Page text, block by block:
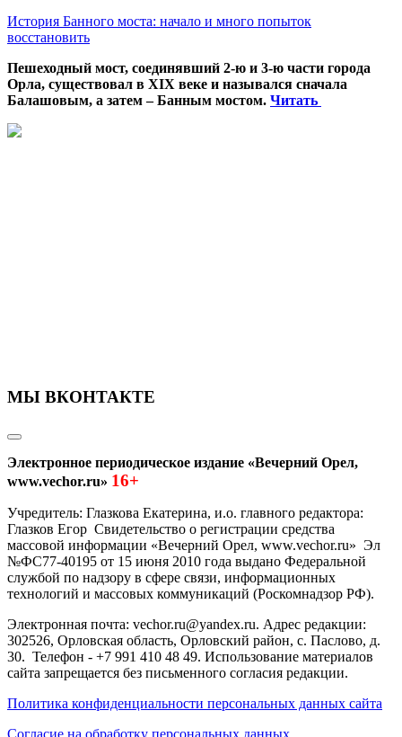
История Банного моста: начало и много попыток
восстановить
Пешеходный мост, соединявший 2-ю и 3-ю части города
Орла, существовал в XIX веке и назывался сначала
Балашовым, а затем – Банным мостом. Читать
МЫ ВКОНТАКТЕ
Электронное периодическое издание «Вечерний Орел,
www.vechor.ru» 16+
Учредитель: Глазкова Екатерина, и.о. главного редактора:
Глазков Егор Свидетельство о регистрации средства
массовой информации «Вечерний Орел, www.vechor.ru» Эл
№ФС77-40195 от 15 июня 2010 года выдано Федеральной
службой по надзору в сфере связи, информационных
технологий и массовых коммуникаций (Роскомнадзор РФ).
Электронная почта: vechor.ru@yandex.ru. Адрес редакции:
302526, Орловская область, Орловский район, с. Паслово, д.
30. Телефон - +7 991 410 48 49. Использование материалов
сайта запрещается без письменного согласия редакции.
Политика конфиденциальности персональных данных сайта
Согласие на обработку персональных данных